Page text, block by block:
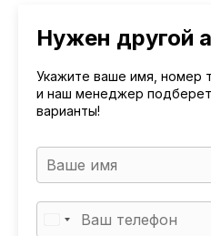
Нужен другой
Укажите ваше имя, номер
и наш менеджер
варианты!